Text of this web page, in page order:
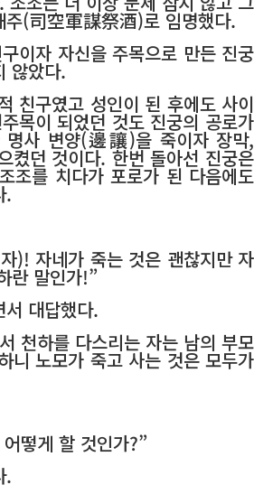
주(司空軍謀祭酒)로 임명했다.
이자 자신을 주목으로 만든 진궁
않았다.
친구였고 성인이 된 후에도 사이
목이 되었던 것도 진궁의 공로가
명사 변양(邊讓)을 죽이자 장막,
켰던 것이다. 한번 돌아선 진궁은
조를 치다가 포로가 된 다음에도
.
)! 자네가 죽는 것은 괜찮지만 자
란 말인가!”
대답했다.
천하를 다스리는 자는 남의 부모
니 노모가 죽고 사는 것은 모두가
떻게 할 것인가?”
.